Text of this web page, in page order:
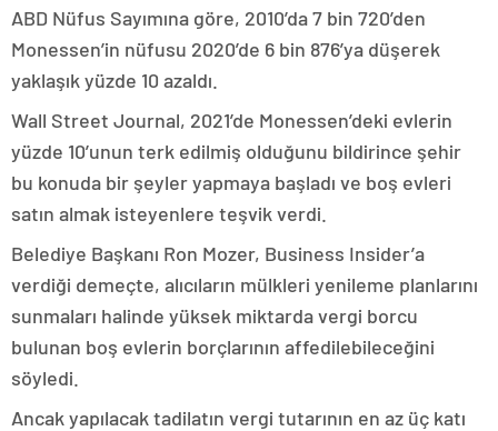
ABD Nüfus Sayımına göre, 2010’da 7 bin 720’den
Monessen’in nüfusu 2020’de 6 bin 876’ya düşerek
yaklaşık yüzde 10 azaldı.
Wall Street Journal, 2021’de Monessen’deki evlerin
yüzde 10’unun terk edilmiş olduğunu bildirince şehir
bu konuda bir şeyler yapmaya başladı ve boş evleri
satın almak isteyenlere teşvik verdi.
Belediye Başkanı Ron Mozer, Business Insider’a
verdiği demeçte, alıcıların mülkleri yenileme planlarını
sunmaları halinde yüksek miktarda vergi borcu
bulunan boş evlerin borçlarının affedilebileceğini
söyledi.
Ancak yapılacak tadilatın vergi tutarının en az üç katı